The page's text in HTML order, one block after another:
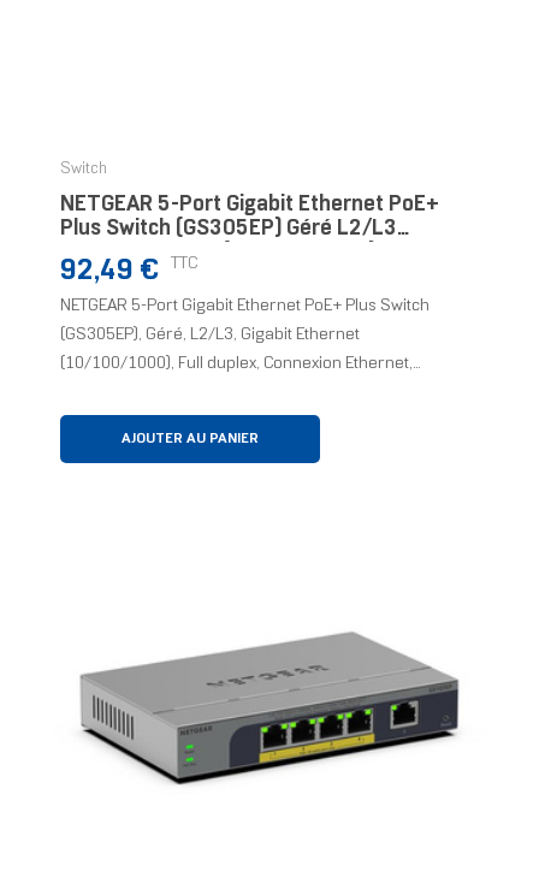
Switch
NETGEAR 5-Port Gigabit Ethernet PoE+
Plus Switch (GS305EP) Géré L2/L3
Gigabit Ethernet (10/100/1000)
Connexion Ethernet, Support
Prix
92,49 € TTC
NETGEAR 5-Port Gigabit Ethernet PoE+ Plus Switch
(GS305EP), Géré, L2/L3, Gigabit Ethernet
(10/100/1000), Full duplex, Connexion Ethernet,...
AJOUTER AU PANIER